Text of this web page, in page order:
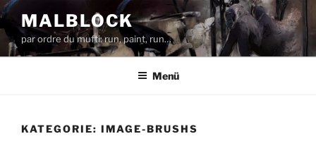
Zum
Inhalt
springen
MALBLOCK
par ordre du mufti: run, paint, run…
Menü
KATEGORIE: IMAGE-BRUSHS